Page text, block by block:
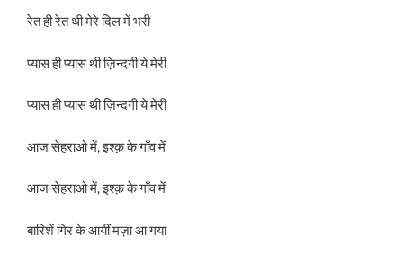
रेत ही रेत थी मेरे दिल में भरी
प्यास ही प्यास थी ज़िन्दगी ये मेरी
प्यास ही प्यास थी ज़िन्दगी ये मेरी
आज सेहराओ में, इश्क़ के गाँव में
आज सेहराओ में, इश्क़ के गाँव में
बारिशें गिर के आयीं मज़ा आ गया